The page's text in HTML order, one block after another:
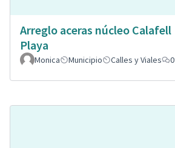
Arreglo aceras núcleo Calafell
Playa
Monica Municipio Calles y Viales 0